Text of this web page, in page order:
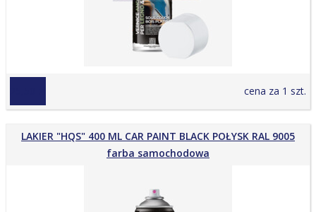
cena za 1 szt.
LAKIER "HQS" 400 ML CAR PAINT BLACK POŁYSK RAL 9005
farba samochodowa